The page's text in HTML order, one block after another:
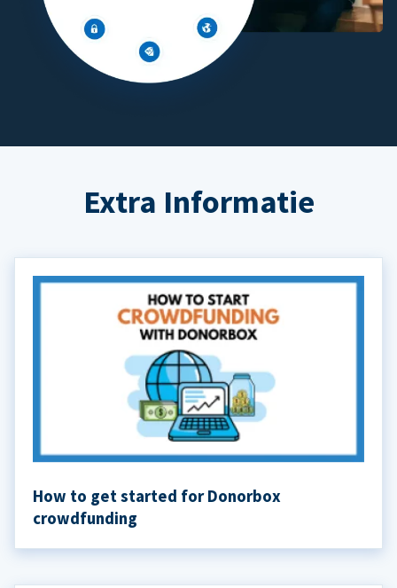
Extra Informatie
How to get started for Donorbox
crowdfunding